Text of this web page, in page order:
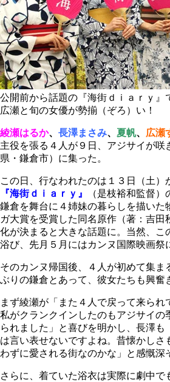
公開前から話題の『海街ｄｉａｒｙ』
広瀬と旬の女優が勢揃（ぞろ）い！
綾瀬はるか、 長澤まさみ、 夏帆、 広瀬
主役を張る４人が９日、アジサイが咲
県・鎌倉市）に集った。
この日、行なわれたのは１３日（土）
『海街ｄｉａｒｙ』
（是枝裕和監督）
鎌倉を舞台に４姉妹の暮らしを描いた
ガ大賞を受賞した同名原作（著：吉田
化が決まると大きな話題に。当然、こ
浴び、先月５月にはカンヌ国際映画祭
そのカンヌ帰国後、４人が初めて集ま
ぶりの鎌倉とあって、彼女たちも興奮
まず綾瀬が「また４人で戻って来られ
私がクランクインしたのもアジサイの
られました」と喜びを明かし、長澤も
は言い表せないですよね。昔懐かしさ
わずに愛される街なのかな」と感慨深
さらに、着ていた浴衣は実際に劇中で